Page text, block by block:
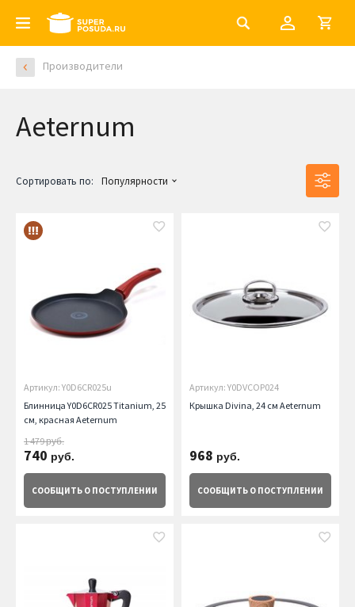
Производители
Aeternum
Сортировать по: Популярности
Артикул: Y0D6CR025u
Блинница Y0D6CR025 Titanium, 25
см, красная Aeternum
1 479руб.
740 руб.
СООБЩИТЬ О ПОСТУПЛЕНИИ
Артикул: Y0DVCOP024
Крышка Divina, 24 см Aeternum
968 руб.
СООБЩИТЬ О ПОСТУПЛЕНИИ